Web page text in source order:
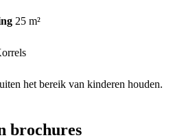
25 m²
het bereik van kinderen houden.
brochures